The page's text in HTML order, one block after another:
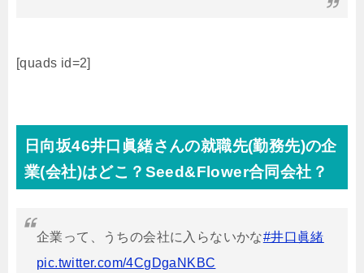
[quads id=2]
日向坂46井口眞緒さんの就職先(勤務先)の企
業(会社)はどこ？Seed&Flower合同会社？
企業って、うちの会社に入らないかな#井口眞緒
pic.twitter.com/4CgDgaNKBC